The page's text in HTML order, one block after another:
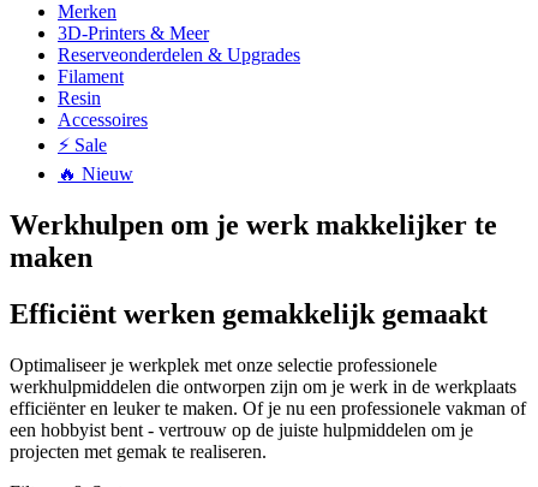
Merken
3D-Printers & Meer
Reserveonderdelen & Upgrades
Filament
Resin
Accessoires
⚡ Sale
🔥 Nieuw
Werkhulpen om je werk makkelijker te
maken
Efficiënt werken gemakkelijk gemaakt
Optimaliseer je werkplek met onze selectie professionele
werkhulpmiddelen die ontworpen zijn om je werk in de werkplaats
efficiënter en leuker te maken. Of je nu een professionele vakman of
een hobbyist bent - vertrouw op de juiste hulpmiddelen om je
projecten met gemak te realiseren.